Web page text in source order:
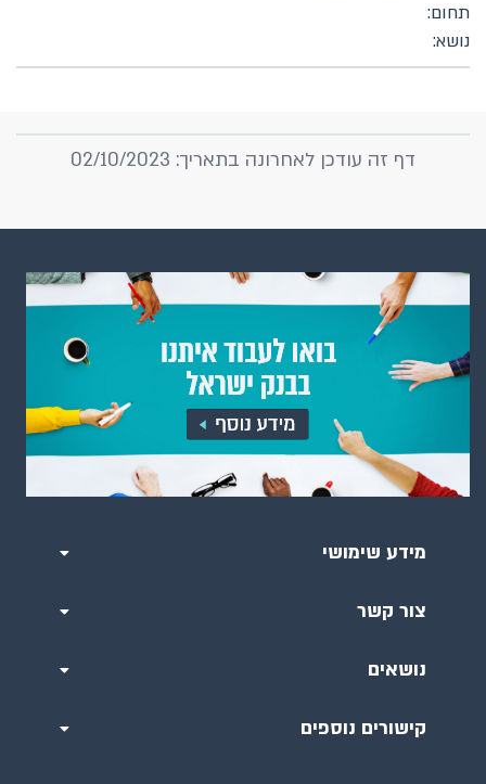
תחום:
נושא:
דף זה עודכן לאחרונה בתאריך: 02/10/2023
מידע שימושי
צור קשר
נושאים
קישורים נוספים